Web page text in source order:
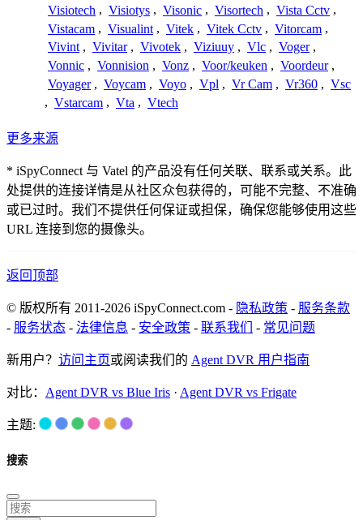
Visiotech , Visiotys , Visonic , Visortech , Vista Cctv ,
Vistacam , Visualint , Vitek , Vitek Cctv , Vitorcam ,
Vivint , Vivitar , Vivotek , Viziuuy , Vlc , Voger ,
Vonnic , Vonnision , Vonz , Voor/keuken , Voordeur ,
Voyager , Voycam , Voyo , Vpl , Vr Cam , Vr360 , Vsc
, Vstarcam , Vta , Vtech
更多来源
* iSpyConnect 与 Vatel 的产品没有任何关联、联系或关系。此
处提供的连接详情是从社区众包获得的，可能不完整、不准确
或已过时。我们不提供任何保证或担保，确保您能够使用这些
URL 连接到您的摄像头。
返回顶部
© 版权所有 2011-2026 iSpyConnect.com - 隐私政策 - 服务条款
- 服务状态 - 法律信息 - 安全政策 - 联系我们 - 常见问题
新用户？ 访问主页或阅读我们的 Agent DVR 用户指南
对比： Agent DVR vs Blue Iris · Agent DVR vs Frigate
主题:
搜索